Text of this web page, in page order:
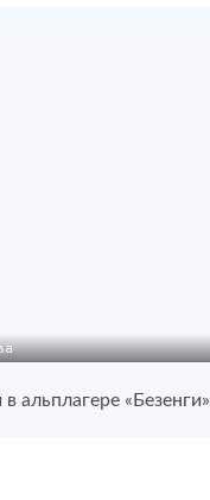
альплагере «Безенги»